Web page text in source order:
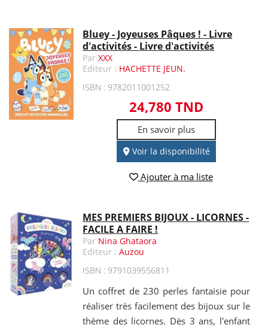
Bluey - Joyeuses Pâques ! - Livre
d'activités - Livre d'activités
ParXXX
Editeur : HACHETTE JEUN.
ISBN : 9782011001252
24,780 TND
En savoir plus
Voir la disponibilité
Ajouter à ma liste
MES PREMIERS BIJOUX - LICORNES -
FACILE A FAIRE !
Par Nina Ghataora
Editeur :Auzou
ISBN : 9791039556811
Un coffret de 230 perles fantaisie pour
réaliser très facilement des bijoux sur le
thème des licornes. Dès 3 ans, l'enfant